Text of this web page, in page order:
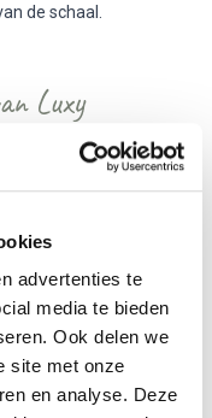
advertenties te
media te bieden
Ook delen we
site met onze
en analyse. Deze
de schaal.
Luxy
Lounge Fauteuil